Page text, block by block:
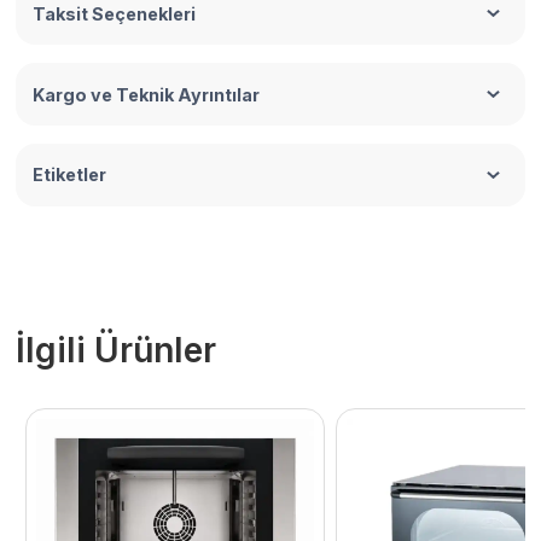
Taksit Seçenekleri
Kargo ve Teknik Ayrıntılar
Etiketler
İlgili Ürünler